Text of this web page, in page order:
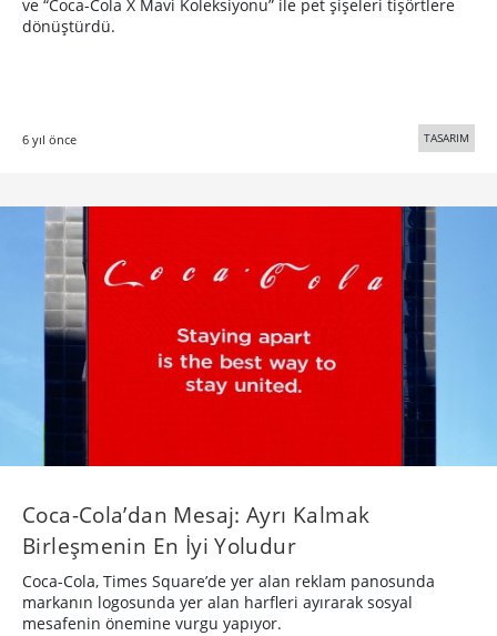
ve “Coca-Cola X Mavi Koleksiyonu” ile pet şişeleri tişörtlere
dönüştürdü.
6 yıl önce TASARIM
Coca-Cola’dan Mesaj: Ayrı Kalmak
Birleşmenin En İyi Yoludur
Coca-Cola, Times Square’de yer alan reklam panosunda
markanın logosunda yer alan harfleri ayırarak sosyal
mesafenin önemine vurgu yapıyor.